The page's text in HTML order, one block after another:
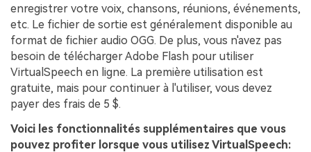
enregistrer votre voix, chansons, réunions, événements,
etc. Le fichier de sortie est généralement disponible au
format de fichier audio OGG. De plus, vous n'avez pas
besoin de télécharger Adobe Flash pour utiliser
VirtualSpeech en ligne. La première utilisation est
gratuite, mais pour continuer à l'utiliser, vous devez
payer des frais de 5 $.
Voici les fonctionnalités supplémentaires que vous
pouvez profiter lorsque vous utilisez VirtualSpeech: